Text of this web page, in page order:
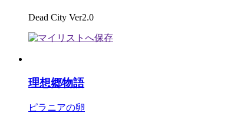
Dead City Ver2.0
理想郷物語
ピラニアの卵